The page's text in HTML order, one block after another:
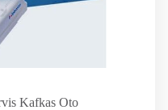
Kafkas Oto